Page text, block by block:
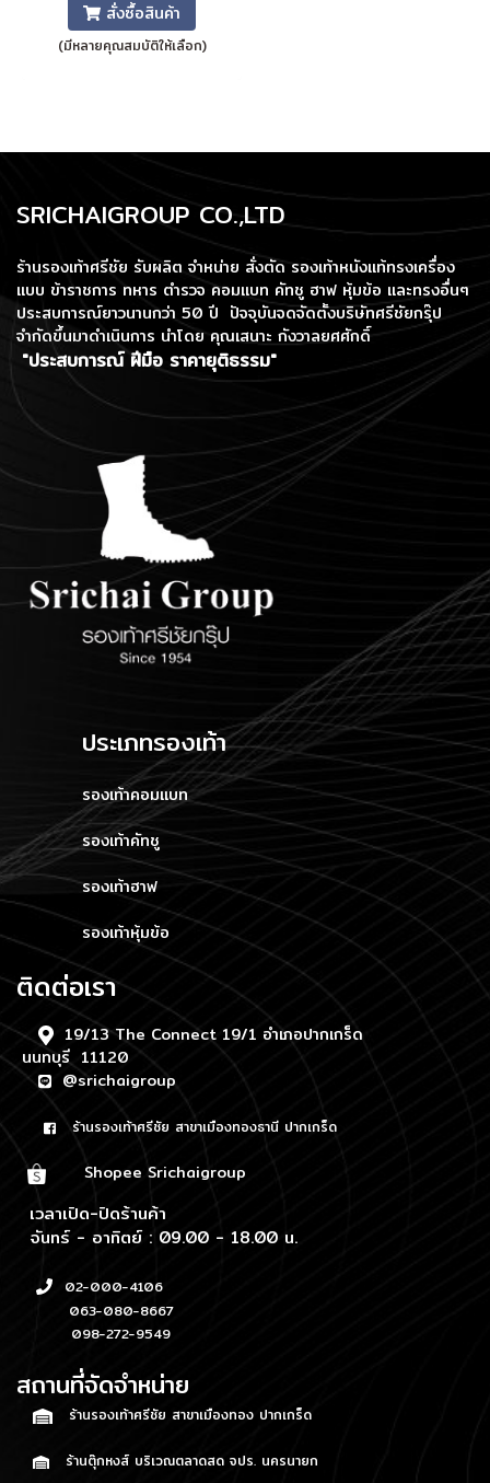
สั่งซื้อสินค้า
(มีหลายคุณสมบัติให้เลือก)
SRICHAIGROUP CO.,LTD
ร้านรองเท้าศรีชัย รับผลิต จำหน่าย สั่งตัด รองเท้าหนังแท้ทรงเครื่อง
แบบ ข้าราชการ ทหาร ตำรวจ คอมแบท คัทชู ฮาฟ หุ้มข้อ และทรงอื่นๆ
ประสบการณ์ยาวนานกว่า 50 ปี ปัจจุบันจดจัดตั้งบริษัทศรีชัยกรุ๊ป
จำกัดขึ้นมาดำเนินการ นำโดย คุณเสนาะ กังวาลยศศักดิ์
"ประสบการณ์ ฝีมือ ราคายุติธรรม"
ประเภทรองเท้า
รองเท้าคอมแบท
รองเท้าคัทชู
รองเท้าฮาฟ
รองเท้าหุ้มข้อ
ติดต่อเรา
19/13 The Connect 19/1 อำเภอปากเกร็ด
นนทบุรี 11120
@srichaigroup
ร้านรองเท้าศรีชัย สาขาเมืองทองธานี ปากเกร็ด
Shopee Srichaigroup
เวลาเปิด-ปิดร้านค้า
จันทร์ - อาทิตย์ : 09.00 - 18.00 น.
02-000-4106
063-080-8667
098-272-9549
สถานที่จัดจำหน่าย
ร้านรองเท้าศรีชัย สาขาเมืองทอง ปากเกร็ด
ร้านตุ๊กหงส์ บริเวณตลาดสด จปร. นครนายก